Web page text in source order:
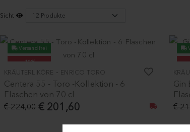
Sicht
Versand frei
-10%
KRÄUTERLIKÖRE - ENRICO TORO
Centera 55 - Toro -Kollektion - 6
Flaschen von 70 cl
€ 201,60
€ 224,00
Gin
€